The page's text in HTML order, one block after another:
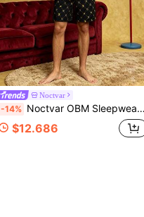
Noctvar
-14% Noctvar OBM Sleepwear X Harry Potter 2 piezas Conjunto de pijama casual para hombre con top de manga corta de cuello redondo estampado + pantalones cortos de cintura elástica
$12.686